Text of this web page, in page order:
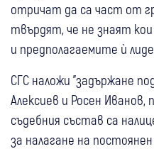
отричат да са част от
твърдят, че не знаят
и предполагаемите ѝ
СГС наложи "задържане
Алексиев и Росен Иванов,
съдебния състав са
за налагане на